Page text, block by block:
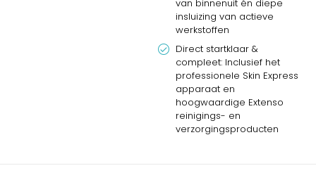
van binnenuit én diepe
insluizing van actieve
werkstoffen
Direct startklaar &
compleet: Inclusief het
professionele Skin Express
apparaat en
hoogwaardige Extenso
reinigings- en
verzorgingsproducten